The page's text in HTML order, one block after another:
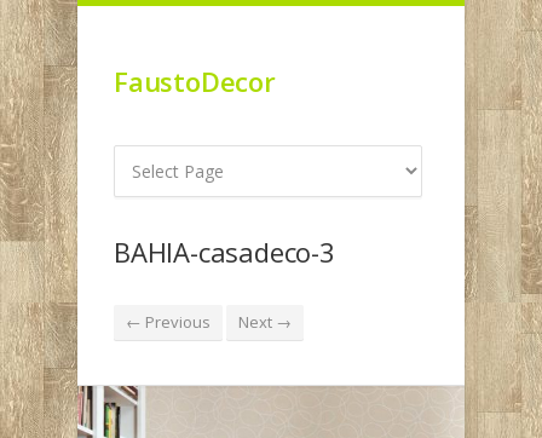
FaustoDecor
BAHIA-casadeco-3
← Previous Next →